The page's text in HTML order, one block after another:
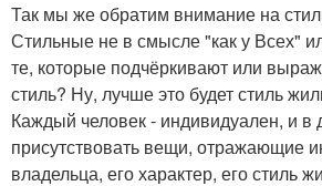
Так мы же обратим внимание на
Стильные не в смысле "как у Всех"
те, которые подчёркивают или
стиль? Ну, лучше это будет стиль
Каждый человек - индивидуален, и
присутствовать вещи, отражающие
владельца, его характер, его стиль